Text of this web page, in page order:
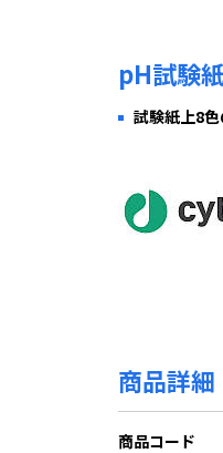
pH試験
試験紙上8
商品詳細
商品コード